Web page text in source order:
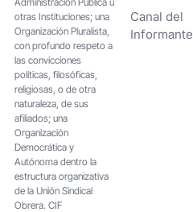
otras Instituciones; una
Organización Pluralista,
con profundo respeto a
las convicciones
políticas, filosóficas,
religiosas, o de otra
naturaleza, de sus
afiliados; una
Organización
Democrática y
Autónoma dentro la
estructura organizativa
de la Unión Sindical
Obrera. CIF
Canal del
Informante